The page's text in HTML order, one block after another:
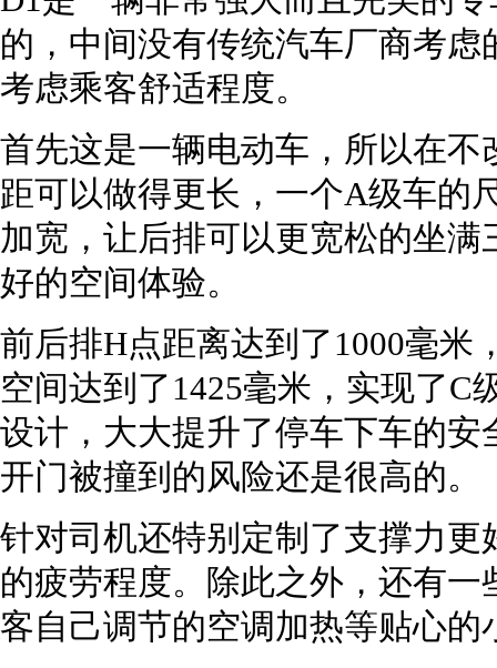
的，中间没有传统汽车厂商考
考虑乘客舒适程度。
首先这是一辆电动车，所以在
距可以做得更长，一个A级车的
加宽，让后排可以更宽松的坐
好的空间体验。
前后排H点距离达到了1000毫米
空间达到了1425毫米，实现了C
设计，大大提升了停车下车的
开门被撞到的风险还是很高的。
针对司机还特别定制了支撑力
的疲劳程度。除此之外，还有
客自己调节的空调加热等贴心的